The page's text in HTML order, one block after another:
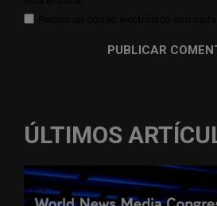
ÚLTIMOS